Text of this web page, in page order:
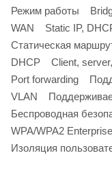
Режим работы
WAN Static IP,
Статическая
DHCP Client,
Port forwarding
VLAN
Беспроводная
WPA/WPA2
Изоляция